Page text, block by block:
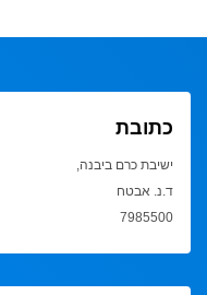
כתובת
ישיבת כרם ביבנה,
ד.נ. אבטח
7985500